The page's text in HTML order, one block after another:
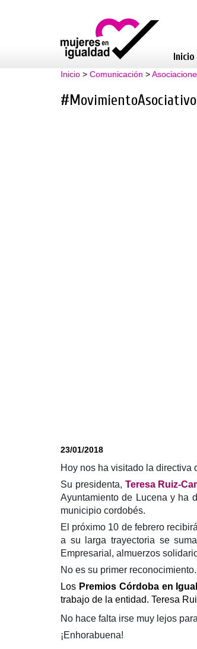
Inicio
Inicio > Comunicación >
23/01/2018
Hoy nos ha visitado la directiva
Su presidenta, Teresa Ruiz-
Ayuntamiento de Lucena y ha
municipio cordobés.
El próximo 10 de febrero
a su larga trayectoria se
Empresarial, almuerzos
No es su primer reconocimiento.
Los Premios Córdoba en
trabajo de la entidad. Teresa
No hace falta irse muy lejos
¡Enhorabuena!